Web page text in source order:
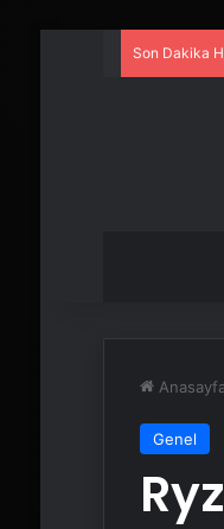
Son Dakika
Anasayfa
Genel